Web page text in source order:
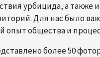
урбицида, а также
Для нас было
общества и
более 50